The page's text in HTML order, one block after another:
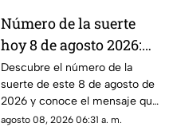
Número de la suerte
hoy 8 de agosto 2026:
descubre qué dice la
numerología para ti
Descubre el número de la
suerte de este 8 de agosto de
2026 y conoce el mensaje que
la numerología tiene para ti.
agosto 08, 2026 06:31 a. m.